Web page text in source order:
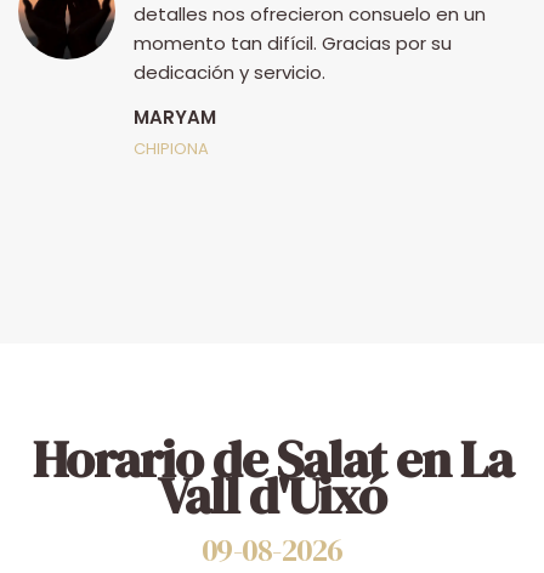
detalles nos ofrecieron consuelo en un
momento tan difícil. Gracias por su
dedicación y servicio.
MARYAM
CHIPIONA
Horario de Salat en La
Vall d'Uixó
09-08-2026